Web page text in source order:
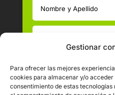
Gestionar
Para ofrecer las mejores
cookies para almacenar y/o
consentimiento de estas
He leído y acepto las